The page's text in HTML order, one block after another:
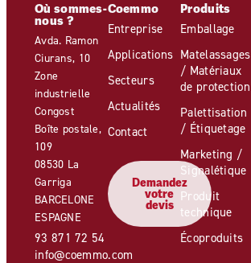
Où sommes-
nous ?
Avda. Ramon
Ciurans, 10
Zone
industrielle
Congost
Boîte postale,
109
08530 La
Garriga
BARCELONE
ESPAGNE
93 871 72 54
info@coemmo.com
Coemmo
Entreprise
Applications
Secteurs
Actualités
Contact
Demandez
votre
devis
Produits
Emballage
Matelassages
/ Matériaux
de protection
Palettisation
/ Étiquetage
Marketing /
Signalétique
Produit
technique
Écoproduits